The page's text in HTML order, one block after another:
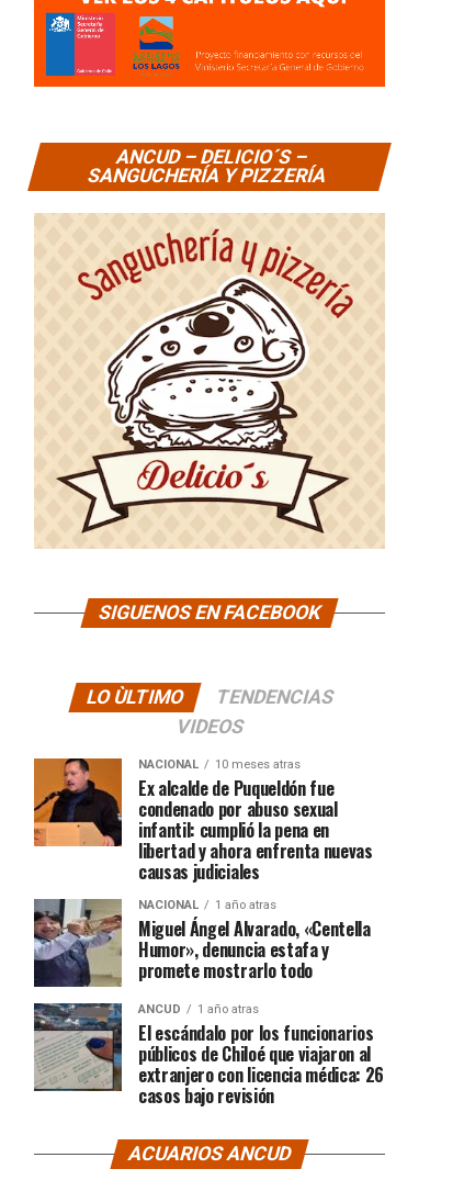
ANCUD – DELICIO´S –
SANGUCHERÍA Y PIZZERÍA
SIGUENOS EN FACEBOOK
LO ÙLTIMO
TENDENCIAS
VIDEOS
NACIONAL 10 meses atras
Ex alcalde de Puqueldón fue
condenado por abuso sexual
infantil: cumplió la pena en
libertad y ahora enfrenta nuevas
causas judiciales
NACIONAL 1 año atras
Miguel Ángel Alvarado, «Centella
Humor», denuncia estafa y
promete mostrarlo todo
ANCUD 1 año atras
El escándalo por los funcionarios
públicos de Chiloé que viajaron al
extranjero con licencia médica: 26
casos bajo revisión
ACUARIOS ANCUD